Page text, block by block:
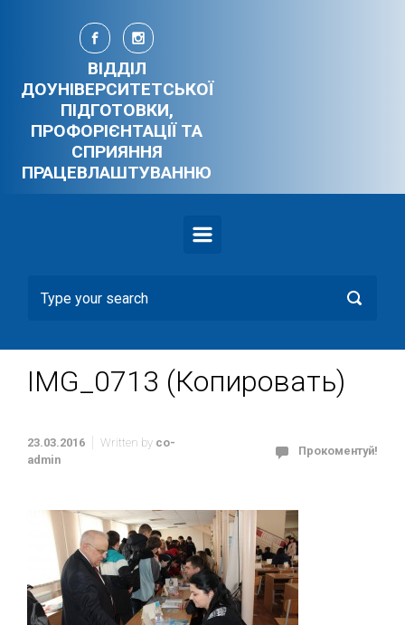
Skip to main content
ВІДДІЛ
ДОУНІВЕРСИТЕТСЬКОЇ
ПІДГОТОВКИ,
ПРОФОРІЄНТАЦІЇ ТА
СПРИЯННЯ
ПРАЦЕВЛАШТУВАННЮ
IMG_0713 (Копировать)
23.03.2016 Written by co-
admin
Прокоментуй!